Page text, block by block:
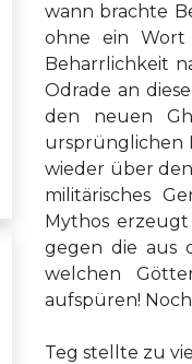
wann brachte
ohne ein
Beharrlichkeit
Odrade an
den neuen
ursprünglichen
wieder über
militärisches
Mythos
gegen die aus
welchen
aufspüren!
Teg stellte zu